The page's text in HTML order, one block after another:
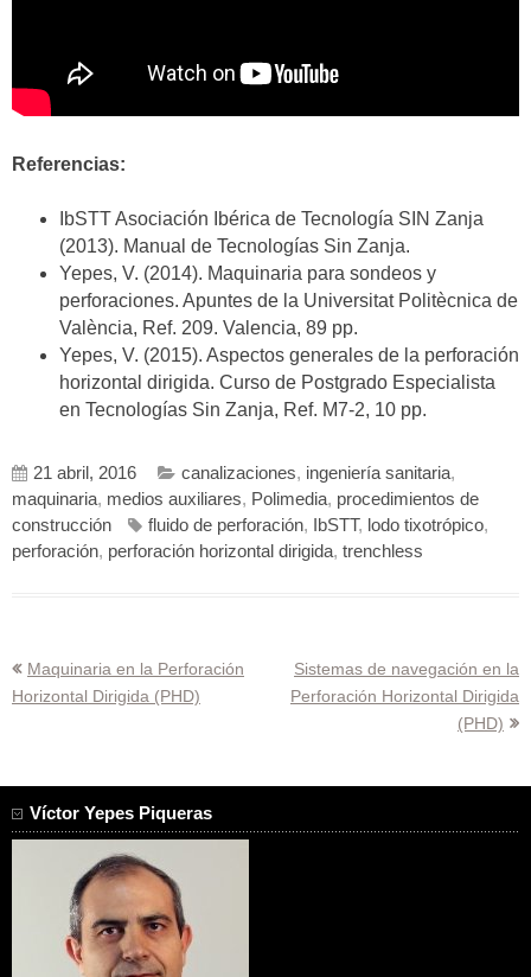
Referencias:
IbSTT Asociación Ibérica de Tecnología SIN Zanja
(2013). Manual de Tecnologías Sin Zanja.
Yepes, V. (2014). Maquinaria para sondeos y
perforaciones. Apuntes de la Universitat Politècnica de
València, Ref. 209. Valencia, 89 pp.
Yepes, V. (2015). Aspectos generales de la perforación
horizontal dirigida. Curso de Postgrado Especialista
en Tecnologías Sin Zanja, Ref. M7-2, 10 pp.
21 abril, 2016 canalizaciones, ingeniería sanitaria,
maquinaria, medios auxiliares, Polimedia, procedimientos de
construcción
fluido de perforación, IbSTT, lodo tixotrópico,
perforación, perforación horizontal dirigida, trenchless
Navegación
de
Maquinaria en la Perforación
Horizontal Dirigida (PHD)
Sistemas de navegación en la
Perforación Horizontal Dirigida
(PHD)
Víctor Yepes Piqueras